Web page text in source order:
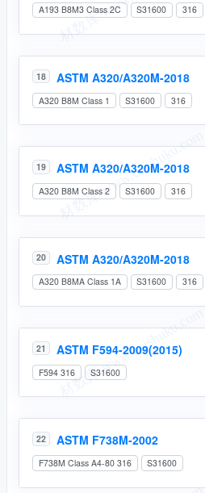
A193 B8M3 Class 2C S31600 316
18 ASTM A320/A320M-2018
A320 B8M Class 1 S31600 316
19 ASTM A320/A320M-2018
A320 B8M Class 2 S31600 316
20 ASTM A320/A320M-2018
A320 B8MA Class 1A S31600 316
21 ASTM F594-2009(2015)
F594 316 S31600
22 ASTM F738M-2002
F738M Class A4-80 316 S31600